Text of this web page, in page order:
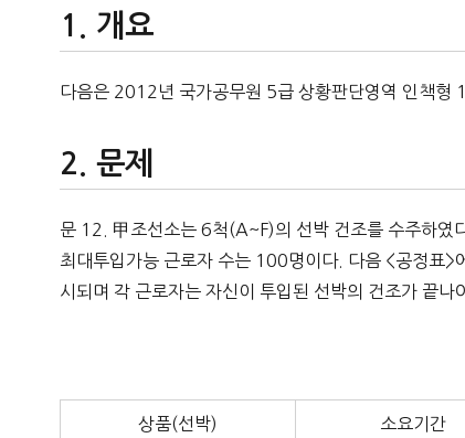
개요
다음은 2012년 국가공무원 5급 상황판단영역 인책형
문제
문 12. 甲조선소는 6척(A~F)의 선박 건조를 수주하였
최대투입가능 근로자 수는 100명이다. 다음 <공정표>
시되며 각 근로자는 자신이 투입된 선박의 건조가 끝나
상품(선박) 소요기간